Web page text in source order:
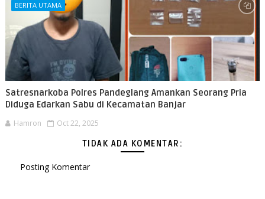
BERITA UTAMA
Satresnarkoba Polres Pandeglang Amankan Seorang Pria
Diduga Edarkan Sabu di Kecamatan Banjar
Hamron Oct 22, 2025
TIDAK ADA KOMENTAR:
Posting Komentar